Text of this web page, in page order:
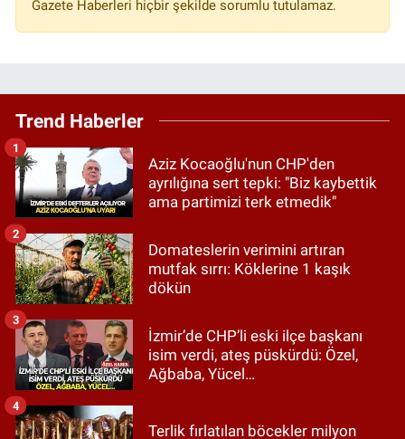
Gazete Haberleri hiçbir şekilde sorumlu tutulamaz.
Trend Haberler
Aziz Kocaoğlu'nun CHP'den
ayrılığına sert tepki: "Biz kaybettik
ama partimizi terk etmedik"
1
Domateslerin verimini artıran
mutfak sırrı: Köklerine 1 kaşık
dökün
2
İzmir’de CHP’li eski ilçe başkanı
isim verdi, ateş püskürdü: Özel,
Ağbaba, Yücel…
3
Terlik fırlatılan böcekler milyon
4